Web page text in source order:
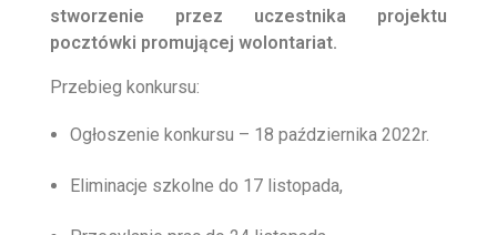
stworzenie przez uczestnika projektu
pocztówki promującej wolontariat.
Przebieg konkursu:
Ogłoszenie konkursu – 18 października 2022r.
Eliminacje szkolne do 17 listopada,